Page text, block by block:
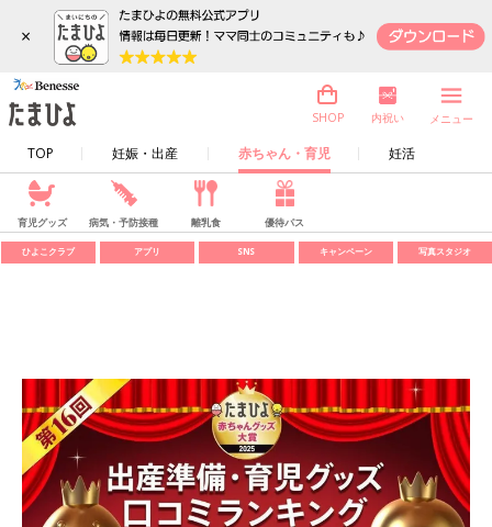
×
TOP 妊娠・出産 赤ちゃん・育児 妊活
SHOP 内祝い メニュー
育児グッズ 病気・予防接種 離乳食 優待パス
ひよこクラブ アプリ SNS キャンペーン 写真スタジオ